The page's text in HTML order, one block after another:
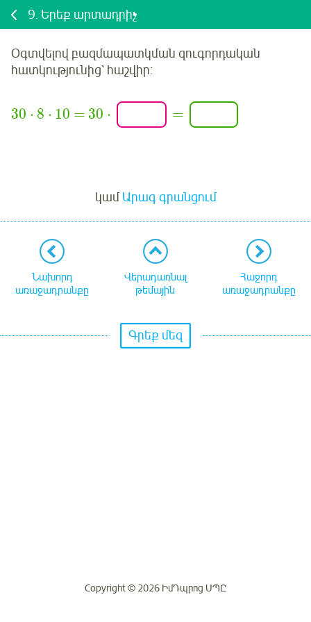
9. Երեք արտադրիչ
Օգտվելով բազմապատկման զուգորդական
հատկությունից՝ հաշվիր:
30 ⋅ 8 ⋅ 10 = 30 ⋅ =
կամԱրագ գրանցում
Նախորդ
առաջադրանքը
Վերադառնալ
թեմային
Հաջորդ
առաջադրանքը
Գրեք մեզ
Copyright © 2026 ԻմԴպրոց ՍՊԸ